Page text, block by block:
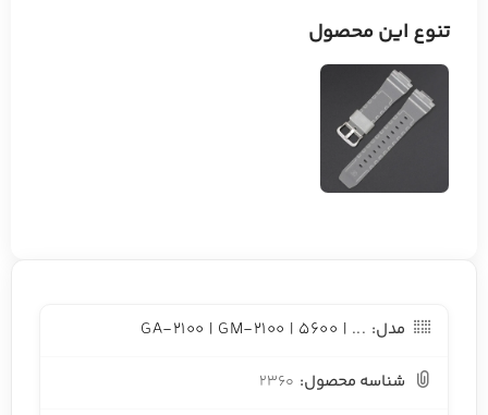
تنوع این محصول
مدل: GA-2100 | GM-2100 | 5600 | ...
شناسه محصول: 2360